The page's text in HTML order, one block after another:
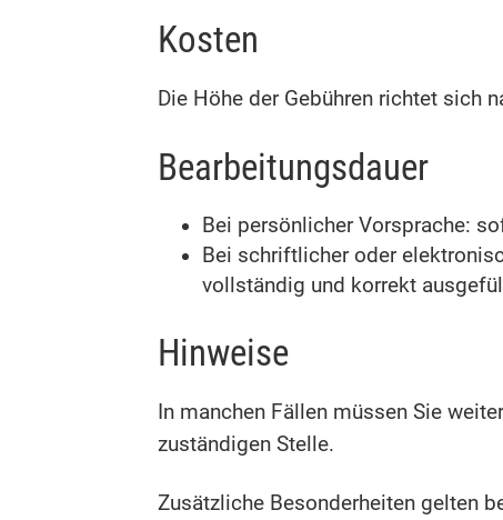
Kosten
Die Höhe der Gebühren richtet sich
Bearbeitungsdauer
Bei persönlicher Vorsprache:
Bei schriftlicher oder
vollständig und korrekt
Hinweise
In manchen Fällen müssen Sie
zuständigen Stelle.
Zusätzliche Besonderheiten gelten